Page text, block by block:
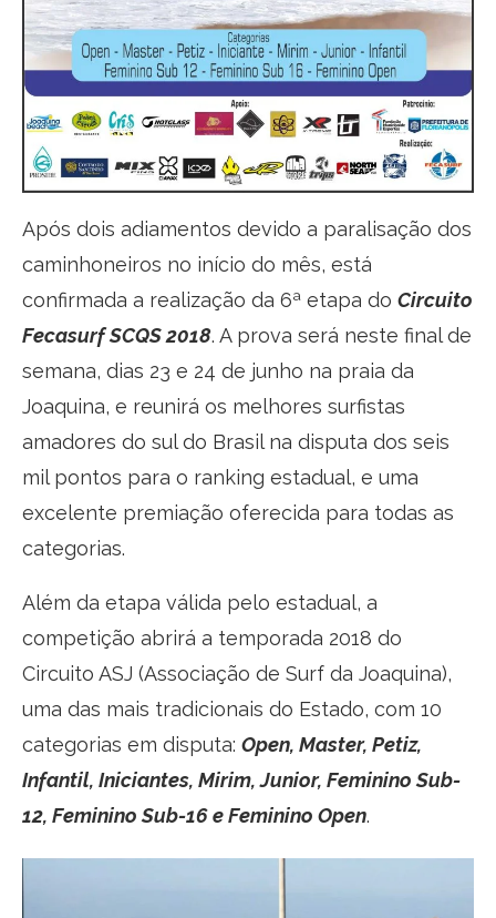
Após dois adiamentos devido a paralisação dos
caminhoneiros no início do mês, está
confirmada a realização da 6ª etapa do Circuito
Fecasurf SCQS 2018. A prova será neste final de
semana, dias 23 e 24 de junho na praia da
Joaquina, e reunirá os melhores surfistas
amadores do sul do Brasil na disputa dos seis
mil pontos para o ranking estadual, e uma
excelente premiação oferecida para todas as
categorias.
Além da etapa válida pelo estadual, a
competição abrirá a temporada 2018 do
Circuito ASJ (Associação de Surf da Joaquina),
uma das mais tradicionais do Estado, com 10
categorias em disputa: Open, Master, Petiz,
Infantil, Iniciantes, Mirim, Junior, Feminino Sub-
12, Feminino Sub-16 e Feminino Open.